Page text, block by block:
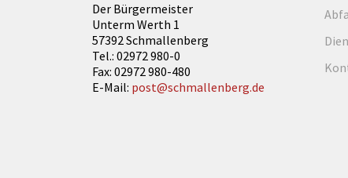
Der Bürgermeister
Unterm Werth 1
57392 Schmallenberg
Tel.: 02972 980-0
Fax: 02972 980-480
E-Mail: post@schmallenberg.de